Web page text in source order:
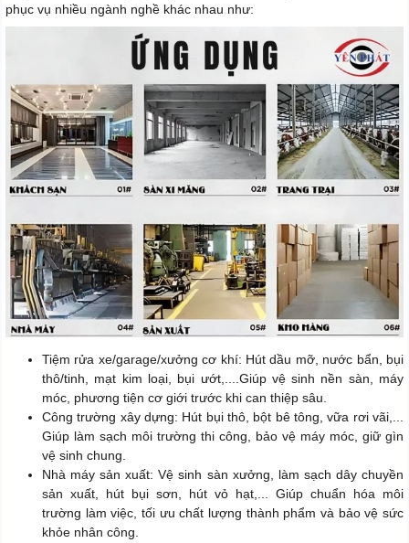
phục vụ nhiều ngành nghề khác nhau như:
Tiệm rửa xe/garage/xưởng cơ khí: Hút dầu mỡ, nước bẩn, bụi
thô/tinh, mạt kim loại, bụi ướt,....Giúp vệ sinh nền sàn, máy
móc, phương tiện cơ giới trước khi can thiệp sâu.
Công trường xây dựng: Hút bụi thô, bột bê tông, vữa rơi vãi,...
Giúp làm sạch môi trường thi công, bảo vệ máy móc, giữ gìn
vệ sinh chung.
Nhà máy sản xuất: Vệ sinh sàn xưởng, làm sạch dây chuyền
sản xuất, hút bụi sơn, hút vỏ hạt,... Giúp chuẩn hóa môi
trường làm việc, tối ưu chất lượng thành phẩm và bảo vệ sức
khỏe nhân công.